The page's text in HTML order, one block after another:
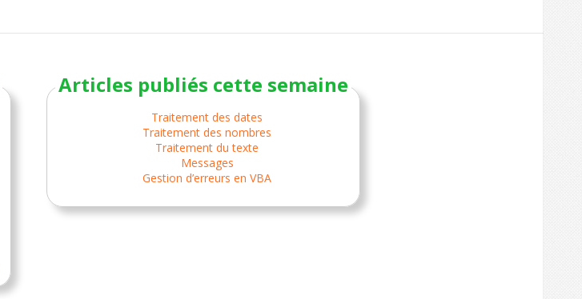
Articles publiés cette semaine
Traitement des dates
Traitement des nombres
Traitement du texte
Messages
Gestion d’erreurs en VBA